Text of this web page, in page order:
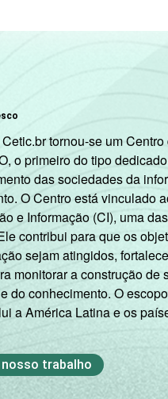
tornou-se um
o primeiro do tipo
das sociedades da
O Centro está vinculado
e Informação (CI), uma
contribui para que os
sejam atingidos,
monitorar a construção de
do conhecimento. O
a América Latina e os
nosso trabalho